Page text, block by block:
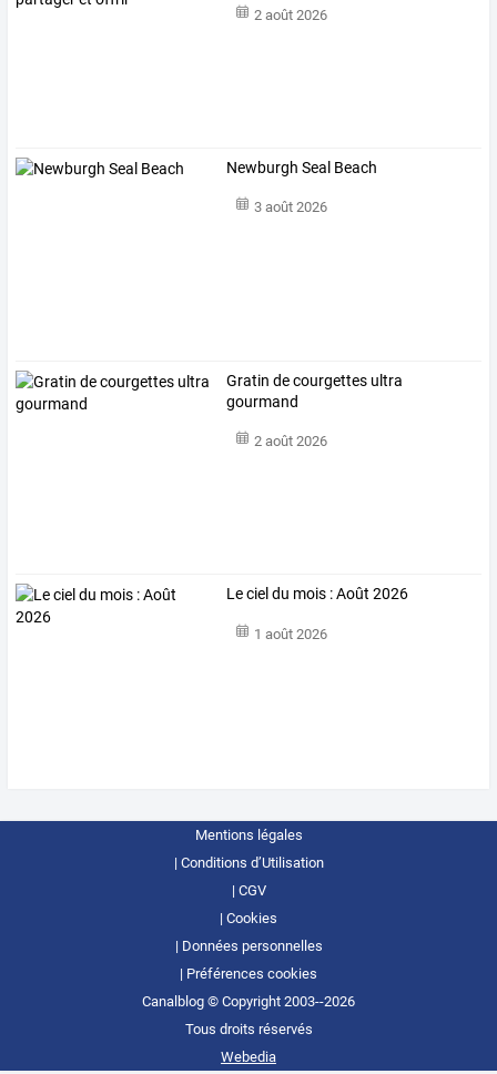
2 août 2026
Newburgh Seal Beach
3 août 2026
Gratin de courgettes ultra
gourmand
2 août 2026
Le ciel du mois : Août 2026
1 août 2026
Mentions légales
Conditions d’Utilisation
CGV
Cookies
Données personnelles
Préférences cookies
Canalblog © Copyright 2003--2026
Tous droits réservés
Webedia